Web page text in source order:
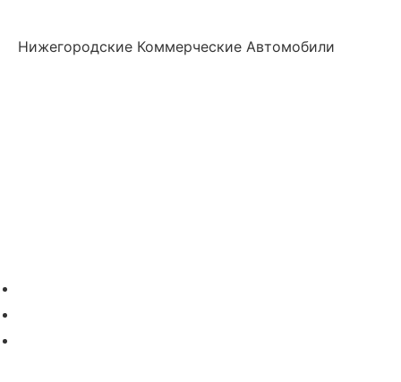
Нижегородские Коммерческие Автомобили